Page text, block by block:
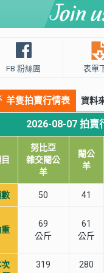
FB 粉絲團 表單
羊隻拍賣行情表 資料
2026-08-07 拍賣
努比亞
雜交閹公
羊
閹公
羊
50 41
69
公斤
61
公斤
319
280